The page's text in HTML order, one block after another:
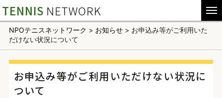
TENNIS NETWORK
NPOテニスネットワーク > お知らせ> お申込み等がご利用いた
だけない状況について
お申込み等がご利用いただけない状況に
ついて